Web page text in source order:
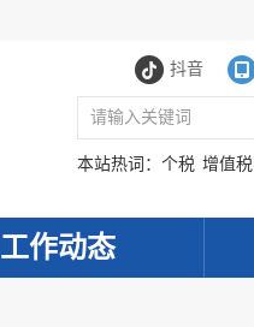
抖音
本站热词： 个税 增值税
工作动态